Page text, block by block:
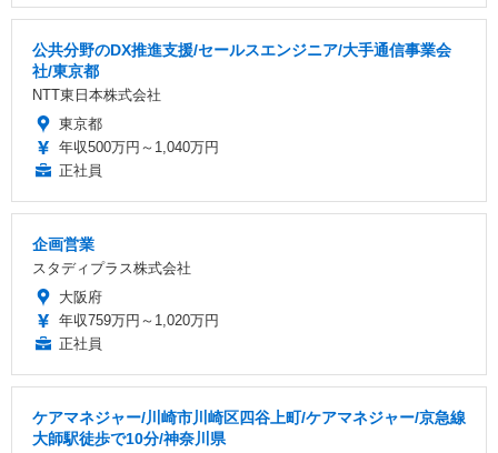
公共分野のDX推進支援/セールスエンジニア/大手通信事業会
社/東京都
NTT東日本株式会社
東京都
年収500万円～1,040万円
正社員
企画営業
スタディプラス株式会社
大阪府
年収759万円～1,020万円
正社員
ケアマネジャー/川崎市川崎区四谷上町/ケアマネジャー/京急線
大師駅徒歩で10分/神奈川県